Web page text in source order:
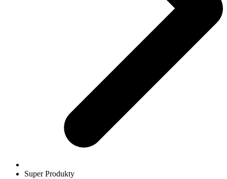
Super Produkty